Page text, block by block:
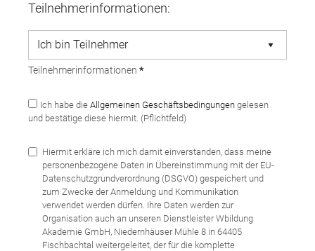
Teilnehmerinformationen:
Teilnehmerinformationen *
Ich habe die Allgemeinen Geschäftsbedingungen gelesen
und bestätige diese hiermit. (Pflichtfeld)
Hiermit erkläre ich mich damit einverstanden, dass meine
personenbezogene Daten in Übereinstimmung mit der EU-
Datenschutzgrundverordnung (DSGVO) gespeichert und
zum Zwecke der Anmeldung und Kommunikation
verwendet werden dürfen. Ihre Daten werden zur
Organisation auch an unseren Dienstleister Wbildung
Akademie GmbH, Niedernhäuser Mühle 8 in 64405
Fischbachtal weitergeleitet, der für die komplette